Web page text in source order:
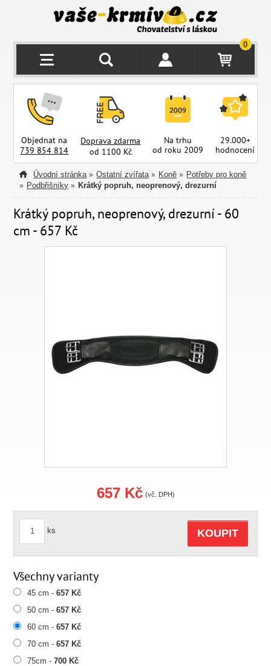
0
Objednat na
739 854 814
Doprava zdarma
od 1100 Kč
Na trhu
od roku 2009
29.000+
hodnocení
Úvodní stránka » Ostatní zvířata » Koně » Potřeby pro koně
» Podbřišníky » Krátký popruh, neoprenový, drezurní
Krátký popruh, neoprenový, drezurní - 60
cm - 657 Kč
657 Kč (vč. DPH)
ks KOUPIT
Všechny varianty
45 cm -657 Kč
50 cm -657 Kč
60 cm -657 Kč
70 cm -657 Kč
75cm -700 Kč